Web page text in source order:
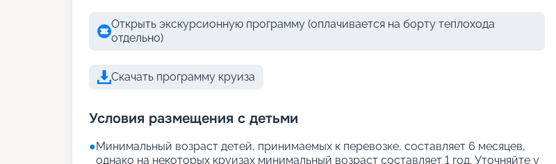
Открыть экскурсионную программу (оплачивается на борту теплохода
отдельно)
Скачать программу круиза
Условия размещения с детьми
●Минимальный возраст детей, принимаемых к перевозке, составляет 6 месяцев,
однако на некоторых круизах минимальный возраст составляет 1 год. Уточняйте у